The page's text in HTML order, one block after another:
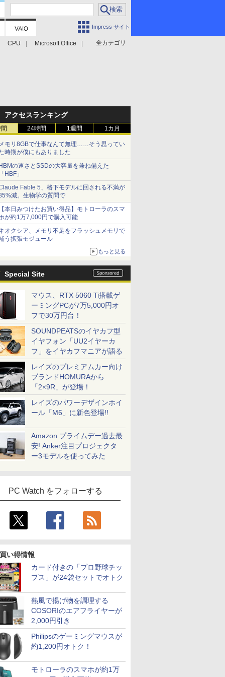
Impress サイト
全カテゴリ
CPU Microsoft Office
アクセスランキング
24時間 1週間 1カ月
モリ8GBで仕事なんて無理……そう思ってい
時期が僕にもありました
の速さとSSDの大容量を兼ね備えた
HBF」
Fable 5、格下モデルに回される不満が
減。生物学の質問で
本日みつけたお買い得品】モトローラのスマ
が約1万7,000円で購入可能
オクシア、メモリ不足をフラッシュメモリで
う拡張モジュール
もっと見る
Special Site
マウス、RTX 5060 Ti搭載ゲ
ーミングPCが7万5,000円オ
フで30万円台！
SOUNDPEATSのイヤカフ型
イヤフォン「UU2イヤーカ
フ」をイヤカフマニアが語る
レイズのプレミアムカー向け
ブランドHOMURAから
「2×9R」が登場！
レイズのパワーデザインホイ
ール「M6」に新色登場!!
Amazon プライムデー過去最
安! Anker注目プロジェクタ
ー3モデルを使ってみた
PC Watch をフォローする
い得情報
カード付きの「プロ野球チッ
プス」が24袋セットでオトク
熱風で揚げ物を調理する
COSORIのエアフライヤーが
2,000円引き
Philipsのゲーミングマウスが
約1,200円オトク！
モトローラのスマホが約1万